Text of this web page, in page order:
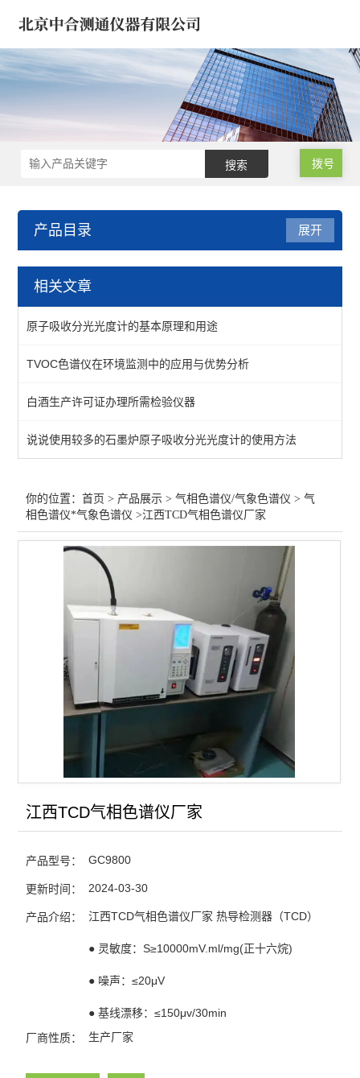
拨号
产品目录
气相色谱仪/气象色谱仪
白酒气相色谱仪
大气/室内空气气相色谱仪
热裂解/热解析/脱附仪
食品药品食用油气相色谱仪
农药/溶剂残留气相色谱仪
微波消解仪
展开
相关文章
原子吸收分光光度计的基本原理和用途
TVOC色谱仪在环境监测中的应用与优势分析
白酒生产许可证办理所需检验仪器
说说使用较多的石墨炉原子吸收分光光度计的使用方法
你的位置：首页 > 产品展示 >气相色谱仪/气象色谱仪 >气
相色谱仪*气象色谱仪 >江西TCD气相色谱仪厂家
江西TCD气相色谱仪厂家
产品型号： GC9800
更新时间： 2024-03-30
产品介绍： 江西TCD气相色谱仪厂家 热导检测器（TCD）
● 灵敏度：S≥10000mV.ml/mg(正十六烷)
● 噪声：≤20μV
● 基线漂移：≤150μv/30min
厂商性质： 生产厂家